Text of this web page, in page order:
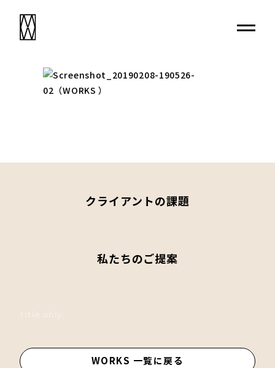
クライアントの課題
私たちのご提案
WORKS 一覧に戻る